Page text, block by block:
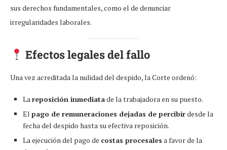
sus derechos fundamentales, como el de denunciar
irregularidades laborales.
Efectos legales del fallo
Una vez acreditada la nulidad del despido, la Corte ordenó:
Lareposición inmediatade la trabajadora en su puesto.
El pago de remuneraciones dejadas de percibirdesde la
fecha del despido hasta su efectiva reposición.
La ejecución del pago de costas procesales a favor de la